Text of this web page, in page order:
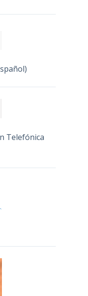
Telefónica